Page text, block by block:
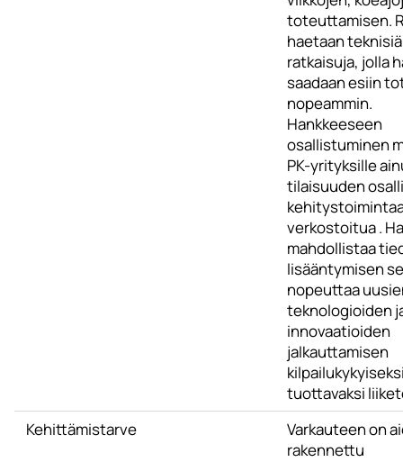
toteuttamisen.
haetaan teknisiä
ratkaisuja, jolla
saadaan esiin
nopeammin.
Hankkeeseen
osallistuminen
PK-yrityksille
tilaisuuden
verkostoitua .
mahdollistaa
lisääntymisen
nopeuttaa
teknologioiden
innovaatioiden
jalkauttamisen
tuottavaksi
Kehittämistarve
Varkauteen on
rakennettu